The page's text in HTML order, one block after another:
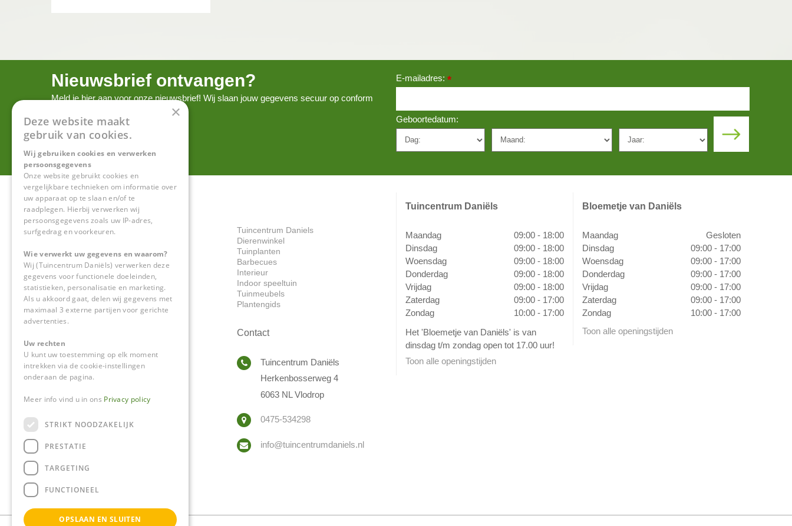
Nieuwsbrief ontvangen?
Meld je hier aan voor onze nieuwsbrief! Wij slaan jouw gegevens secuur op conform
E-mailadres: *
Geboortedatum:
Tuincentrum Daniels
Dierenwinkel
Tuinplanten
Barbecues
Interieur
Indoor speeltuin
Tuinmeubels
Plantengids
Contact
Tuincentrum Daniëls
Herkenbosserweg 4
6063 NL Vlodrop
0475-534298
info@tuincentrumdaniels.nl
Tuincentrum Daniëls
Maandag
09:00 - 18:00
Dinsdag
09:00 - 18:00
Woensdag
09:00 - 18:00
Donderdag
09:00 - 18:00
Vrijdag
09:00 - 18:00
Zaterdag
09:00 - 17:00
Zondag
10:00 - 17:00
Het 'Bloemetje van Daniëls' is van
dinsdag t/m zondag open tot 17.00 uur!
Toon alle openingstijden
Bloemetje van Daniëls
Maandag
Gesloten
Dinsdag
09:00 - 17:00
Woensdag
09:00 - 17:00
Donderdag
09:00 - 17:00
Vrijdag
09:00 - 17:00
Zaterdag
09:00 - 17:00
Zondag
10:00 - 17:00
Toon alle openingstijden
×
Deze website maakt
gebruik van cookies.
Wij gebruiken cookies en verwerken
persoonsgegevens
Onze website gebruikt cookies en
vergelijkbare technieken om informatie over
uw apparaat op te slaan en/of te
raadplegen. Hierbij verwerken wij
persoonsgegevens zoals uw IP-adres,
surfgedrag en voorkeuren.
Wie verwerkt uw gegevens en waarom?
Wij (Tuincentrum Daniëls) verwerken deze
gegevens voor functionele doeleinden,
statistieken, personalisatie en marketing.
Als u akkoord gaat, delen wij gegevens met
maximaal 3 externe partijen voor gerichte
advertenties.
Uw rechten
U kunt uw toestemming op elk moment
intrekken via de cookie-instellingen
onderaan de pagina.
Meer info vind u in ons Privacy policy
STRIKT NOODZAKELIJK
PRESTATIE
TARGETING
FUNCTIONEEL
OPSLAAN EN SLUITEN